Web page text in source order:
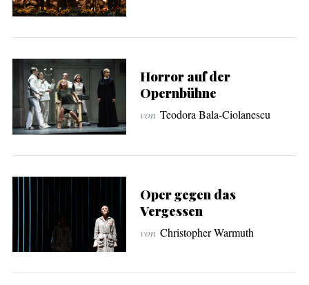
Horror auf der
Opernbühne
von Teodora Bala-Ciolanescu
Oper gegen das
Vergessen
von Christopher Warmuth